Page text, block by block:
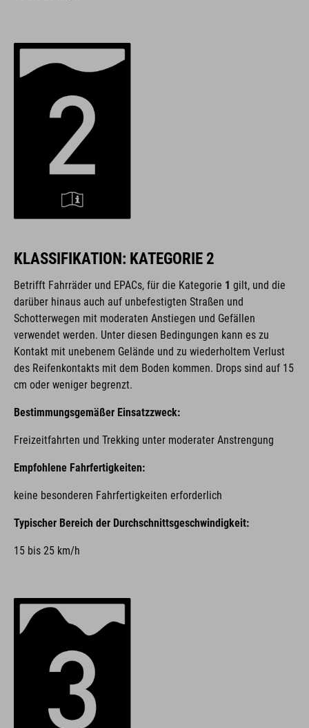
KLASSIFIKATION: KATEGORIE 2
Betrifft Fahrräder und EPACs, für die Kategorie 1 gilt, und die
darüber hinaus auch auf unbefestigten Straßen und
Schotterwegen mit moderaten Anstiegen und Gefällen
verwendet werden. Unter diesen Bedingungen kann es zu
Kontakt mit unebenem Gelände und zu wiederholtem Verlust
des Reifenkontakts mit dem Boden kommen. Drops sind auf 15
cm oder weniger begrenzt.
Bestimmungsgemäßer Einsatzzweck:
Freizeitfahrten und Trekking unter moderater Anstrengung
Empfohlene Fahrfertigkeiten:
keine besonderen Fahrfertigkeiten erforderlich
Typischer Bereich der Durchschnittsgeschwindigkeit:
15 bis 25 km/h